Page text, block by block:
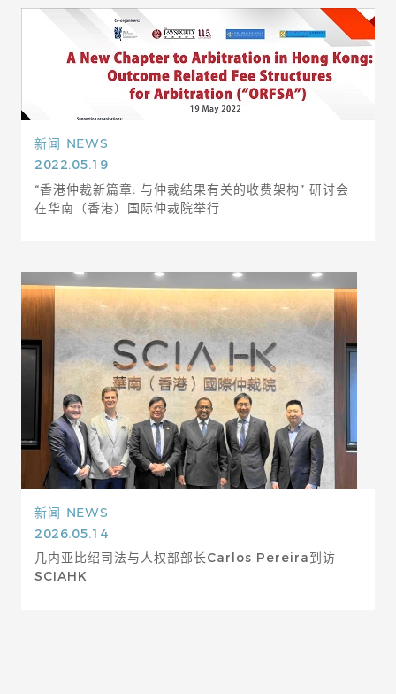
新闻 NEWS
2022.05.19
“香港仲裁新篇章: 与仲裁结果有关的收费架构” 研讨会
在华南（香港）国际仲裁院举行
新闻 NEWS
2026.05.14
几内亚比绍司法与人权部部长Carlos Pereira到访
SCIAHK